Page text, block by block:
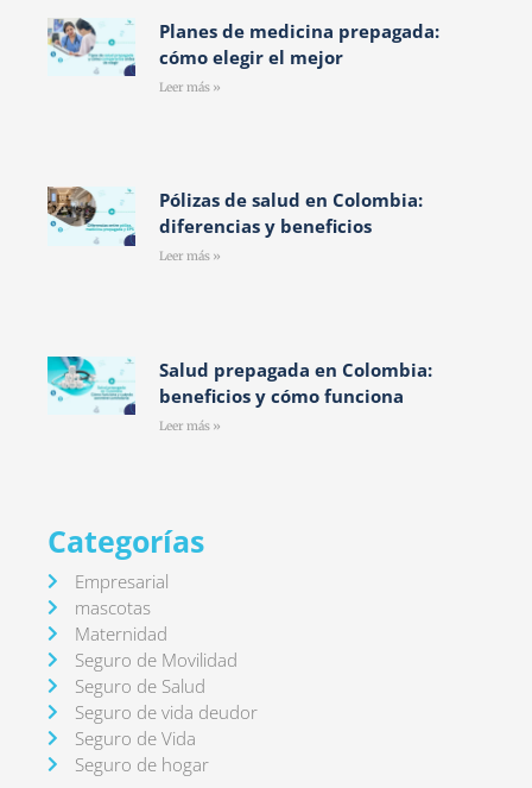
Planes de medicina prepagada:
cómo elegir el mejor
Leer más »
Pólizas de salud en Colombia:
diferencias y beneficios
Leer más »
Salud prepagada en Colombia:
beneficios y cómo funciona
Leer más »
Categorías
Empresarial
mascotas
Maternidad
Seguro de Movilidad
Seguro de Salud
Seguro de vida deudor
Seguro de Vida
Seguro de hogar